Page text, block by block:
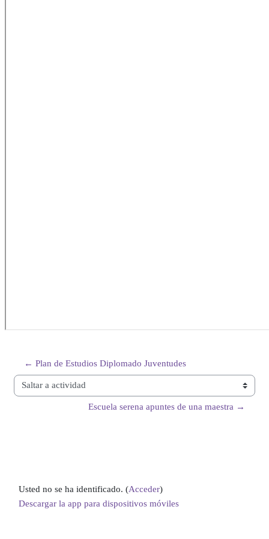
← Plan de Estudios Diplomado Juventudes
Saltar a actividad
Escuela serena apuntes de una maestra →
Usted no se ha identificado. (Acceder)
Descargar la app para dispositivos móviles